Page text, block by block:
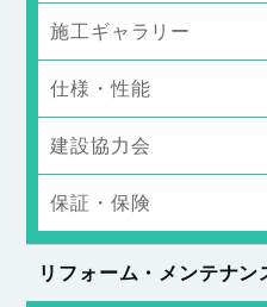
施工ギャラリー
仕様・性能
建設協力会
保証・保険
リフォーム・メンテナン